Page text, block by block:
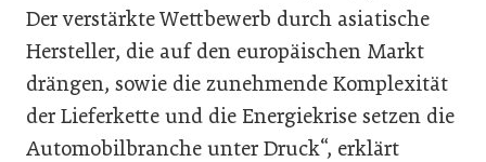
Der verstärkte Wettbewerb durch asiatische
Hersteller, die auf den europäischen Markt
drängen, sowie die zunehmende Komplexität
der Lieferkette und die Energiekrise setzen die
Automobilbranche unter Druck“, erklärt